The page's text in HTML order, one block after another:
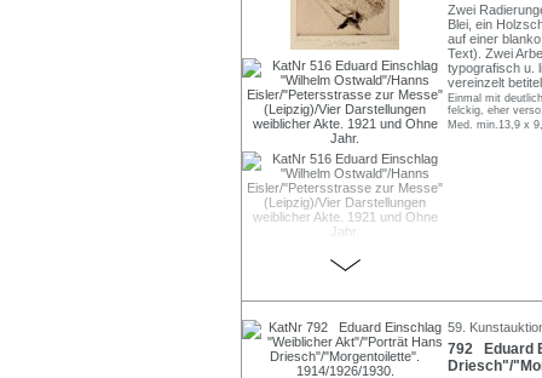
Zwei
Blei, ein
auf einer
Text). Zwei
typografisch u.
vereinzelt
Einmal mit
felckig, eher
Med. min.13,9 x
59.
792 Eduard
Driesch"/